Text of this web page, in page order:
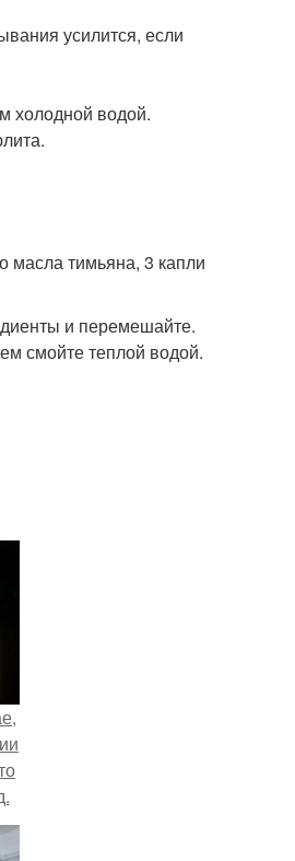
усилится, если
холодной водой.
масла тимьяна, 3 капли
и перемешайте.
смойте теплой водой.